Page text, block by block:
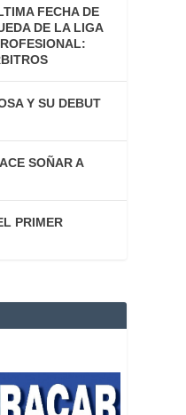
FECHA DE
DE LA LIGA
Y SU DEBUT
SOÑAR A
PRIMER